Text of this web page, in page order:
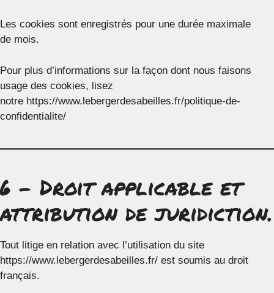
Les cookies sont enregistrés pour une durée maximale
de mois.
Pour plus d’informations sur la façon dont nous faisons
usage des cookies, lisez
notre https://www.lebergerdesabeilles.fr/politique-de-
confidentialite/
6 – Droit applicable et
attribution de juridiction.
Tout litige en relation avec l’utilisation du site
https://www.lebergerdesabeilles.fr/ est soumis au droit
français.